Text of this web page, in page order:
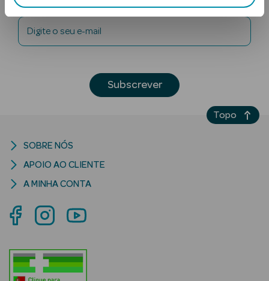
Rosto
Lábios
Criança
Digite o seu e-mail
Subscrever
SOBRE NÓS
APOIO AO CLIENTE
A MINHA CONTA
Topo